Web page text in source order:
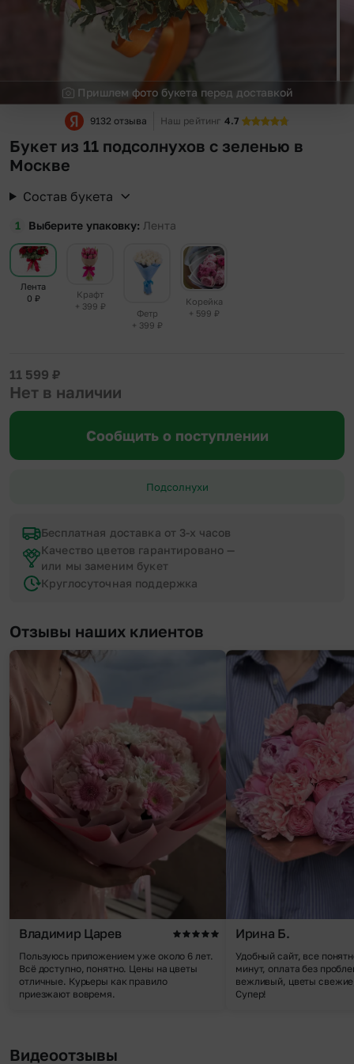
Пришлем фото букета перед доставкой
9132 отзыва Наш рейтинг 4.7
Букет из 11 подсолнухов с зеленью в
Москве
Состав букета
Выберите упаковку Лента
Лента
0 ₽
Крафт
+ 399 ₽
Фетр
+ 399 ₽
Корейка
+ 599 ₽
11 599 ₽
Нет в наличии
Сообщить о поступлении
Подсолнухи
Бесплатная доставка от 3-х часов
Качество цветов гарантировано —
или мы заменим букет
Круглосуточная поддержка
Отзывы наших клиентов
Владимир Царев
Пользуюсь приложением уже около 6 лет.
Всё доступно, понятно. Цены на цветы
отличные. Курьеры как правило
приезжают вовремя.
Ирина Б.
Удобный сайт, все
минут, оплата без
вежливый, цветы
Супер!
Видеоотзывы